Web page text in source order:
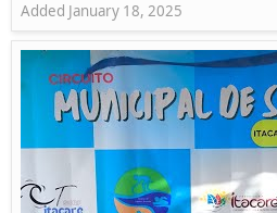
Added January 18, 2025